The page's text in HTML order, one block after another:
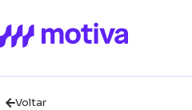
Voltar